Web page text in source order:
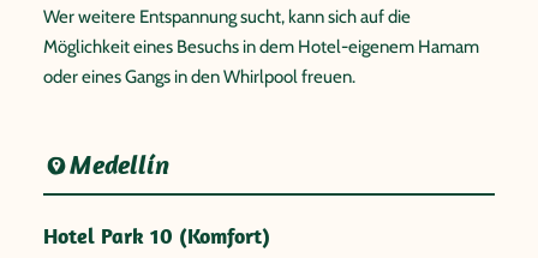
Wer weitere Entspannung sucht, kann sich auf die
Möglichkeit eines Besuchs in dem Hotel-eigenem Hamam
oder eines Gangs in den Whirlpool freuen.
Medellín
Hotel Park 10 (Komfort)